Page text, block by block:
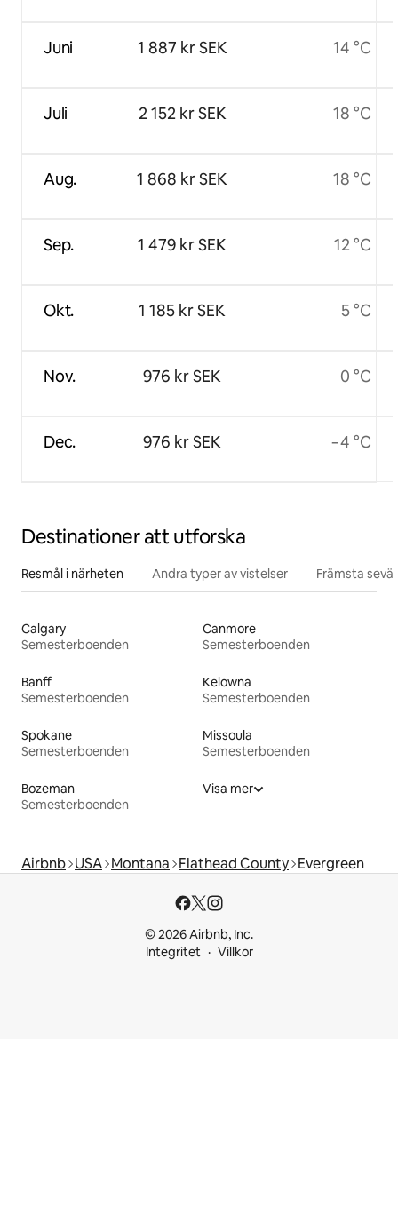
Juni
Juli
Aug.
Sep.
Okt.
Nov.
Dec.
1 887 kr SEK
2 152 kr SEK
1 868 kr SEK
1 479 kr SEK
1 185 kr SEK
976 kr SEK
976 kr SEK
14 °C
18 °C
18 °C
12 °C
5 °C
0 °C
−4 °C
Destinationer att utforska
Resmål i närheten Andra typer av vistelser Främsta
Calgary
Semesterboenden
Canmore
Semesterboenden
Banff
Semesterboenden
Kelowna
Semesterboenden
Spokane
Semesterboenden
Missoula
Semesterboenden
Bozeman
Semesterboenden
Visa mer
Airbnb USA Montana Flathead County Evergreen
© 2026 Airbnb, Inc.
Integritet
Villkor